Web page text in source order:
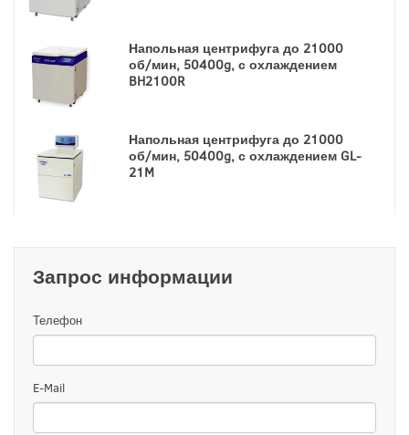
Запрос информации
Телефон
E-Mail
Напольная центрифуга до 21000
об/мин, 50400g, с охлаждением
BH2100R
Напольная центрифуга до 21000
об/мин, 50400g, с охлаждением GL-
21M